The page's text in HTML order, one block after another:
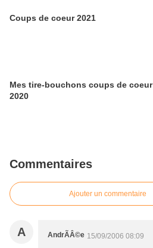
Coups de coeur 2021
Mes tire-bouchons coups de coeur
2020
Commentaires
Ajouter un commentaire
A AndrÃÂ©e 15/09/2006 08:09